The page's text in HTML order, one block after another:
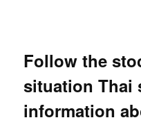
Follow the
situation Thai
information